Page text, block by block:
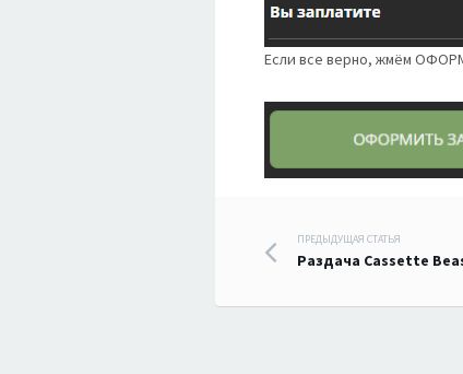
Если все верно, жмём
Навигация
по
ПРЕДЫДУЩАЯ СТАТЬЯ
Раздача Cassette